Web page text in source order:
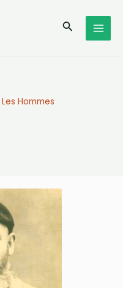
Les Hommes